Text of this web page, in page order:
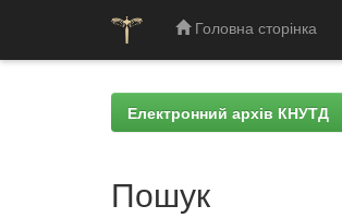
Головна сторінка
Електронний архів КНУТД
Пошук